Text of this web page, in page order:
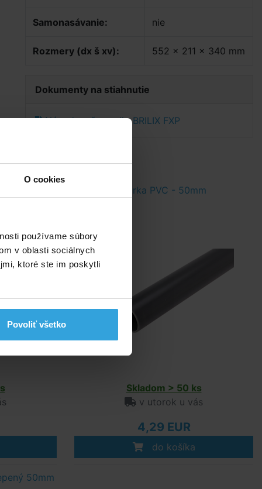
O cookies
používame súbory
v oblasti sociálnych
ktoré ste im poskytli
Povoliť všetko
Samonasávanie: nie
Rozmery (dx š xv): 552 x 211 x 340 mm
Dokumenty na stiahnutie
Návod na čerpadlo BRILIX FXP
Rúrka PVC - 50mm
Skladom > 50 ks
v utorok u vás
4,29 EUR
do košíka
50mm